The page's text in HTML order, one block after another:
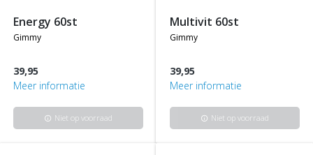
energy 60st
gimmy
39,95
Meer informatie
info Niet op voorraad
multivit 60st
gimmy
39,95
Meer informatie
info Niet op voorraad